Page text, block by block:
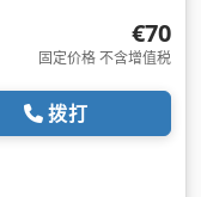
€70
固定价格 不含增值税
拨打